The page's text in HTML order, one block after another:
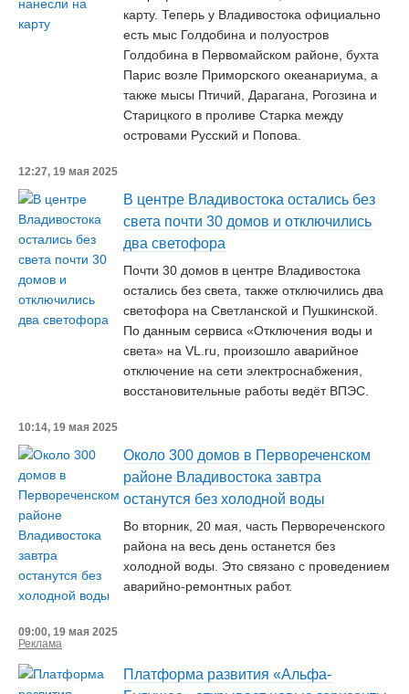
карту. Теперь у Владивостока официально
есть мыс Голдобина и полуостров
Голдобина в Первомайском районе, бухта
Парис возле Приморского океанариума, а
также мысы Птичий, Дарагана, Рогозина и
Старицкого в проливе Старка между
островами Русский и Попова.
12:27, 19 мая 2025
В центре Владивостока остались без
света почти 30 домов и отключились
два светофора
Почти 30 домов в центре Владивостока
остались без света, также отключились два
светофора на Светланской и Пушкинской.
По данным сервиса «Отключения воды и
света» на VL.ru, произошло аварийное
отключение на сети электроснабжения,
восстановительные работы ведёт ВПЭС.
10:14, 19 мая 2025
Около 300 домов в Первореченском
районе Владивостока завтра
останутся без холодной воды
Во вторник, 20 мая, часть Первореченского
района на весь день останется без
холодной воды. Это связано с проведением
аварийно-ремонтных работ.
09:00, 19 мая 2025
Реклама
Платформа развития «Альфа-